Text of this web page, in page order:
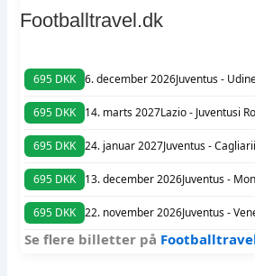
Footballtravel.dk
695 DKK 6. december 2026Juventus -
695 DKK 14. marts 2027Lazio - Juventusi
695 DKK 24. januar 2027Juventus - Cagliari
695 DKK 13. december 2026Juventus -
695 DKK 22. november 2026Juventus -
Se flere billetter på